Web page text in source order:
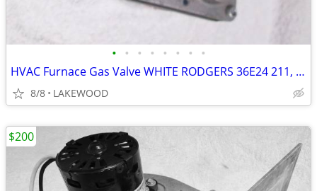
• • • • • • • •
HVAC Furnace Gas Valve WHITE RODGERS 36E24 211, 31L3701 LENNOX/CARRIER
8/8 LAKEWOOD
$200